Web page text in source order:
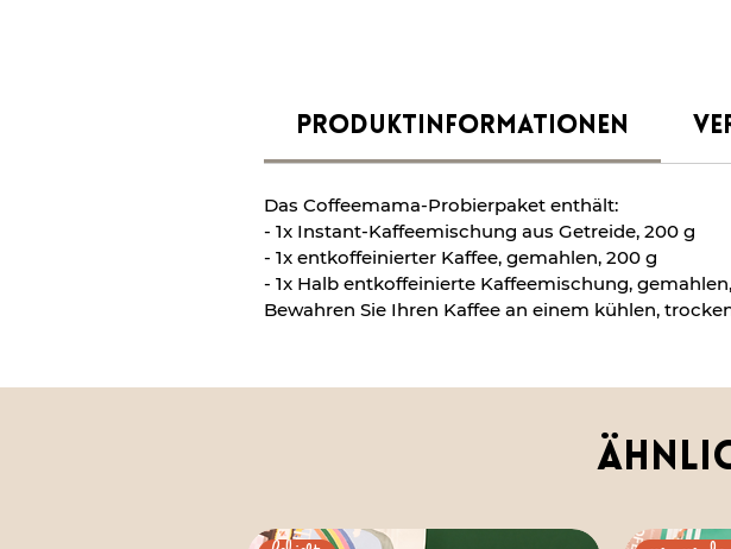
PRODUKTINFORMATIONEN
Das Coffeemama-Probierpaket enthält:
- 1x Instant-Kaffeemischung aus Getreide, 200 g
- 1x entkoffeinierter Kaffee, gemahlen, 200 g
- 1x Halb entkoffeinierte Kaffeemischung,
Bewahren Sie Ihren Kaffee an einem kühlen,